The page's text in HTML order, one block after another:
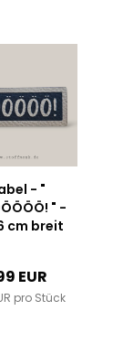
- "
" -
cm breit
EUR
pro Stück